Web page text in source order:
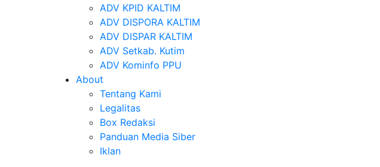
ADV KPID KALTIM
ADV DISPORA KALTIM
ADV DISPAR KALTIM
ADV Setkab. Kutim
ADV Kominfo PPU
About
Tentang Kami
Legalitas
Box Redaksi
Panduan Media Siber
Iklan